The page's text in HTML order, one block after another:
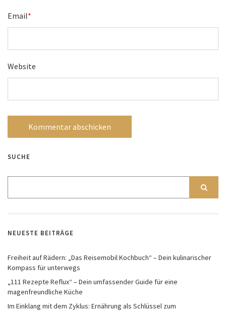
Email*
Website
SUCHE
NEUESTE BEITRÄGE
Freiheit auf Rädern: „Das Reisemobil Kochbuch“ – Dein kulinarischer
Kompass für unterwegs
„111 Rezepte Reflux“ – Dein umfassender Guide für eine
magenfreundliche Küche
Im Einklang mit dem Zyklus: Ernährung als Schlüssel zum